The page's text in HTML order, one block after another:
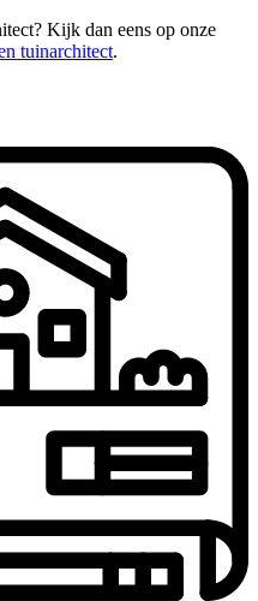
Kijk dan eens op onze
tuinarchitect.